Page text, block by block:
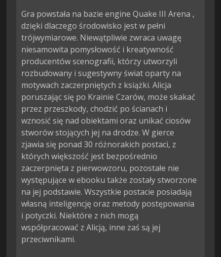
Gra powstała na bazie engine Quake III Arena ,
dzięki dlaczego środowisko jest w pełni
trójwymiarowe. Niewątpliwie zwraca uwagę
niesamowita pomysłowość i kreatywność
producentów scenografii, którzy utworzyli
rozbudowany i sugestywny świat oparty na
motywach zaczerpniętych z książki. Alicja
poruszając się po Krainie Czarów, może skakać
przez przeszkody, chodzić po ścianach i
wznosić się nad obiektami oraz unikać ciosów
stworów stojących jej na drodze. W gierce
zjawia się ponad 30 różnorakich postaci, z
których większość jest bezpośrednio
zaczerpnięta z pierwowzoru, pozostałe nie
występujące w ebooku także zostały stworzone
na jej podstawie. Wszystkie postacie posiadają
własną inteligencję oraz metody postępowania
i potyczki. Niektóre z nich mogą
współpracować z Alicją, inne zaś są jej
przeciwnikami.